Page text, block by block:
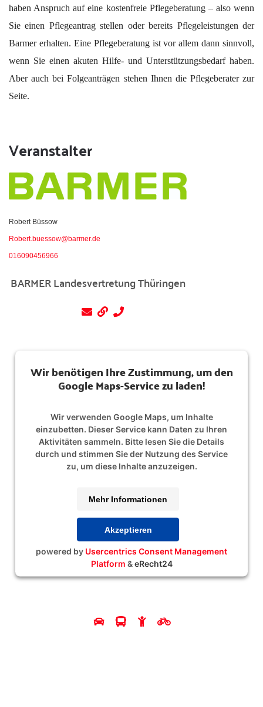
haben Anspruch auf eine kostenfreie Pflegeberatung – also wenn
Sie einen Pflegeantrag stellen oder bereits Pflegeleistungen der
Barmer erhalten. Eine Pflegeberatung ist vor allem dann sinnvoll,
wenn Sie einen akuten Hilfe- und Unterstützungsbedarf haben.
Aber auch bei Folgeanträgen stehen Ihnen die Pflegeberater zur
Seite.
Veranstalter
Robert Büssow
Robert.buessow@barmer.de
016090456966
BARMER Landesvertretung Thüringen
Wir benötigen Ihre Zustimmung, um den
Google Maps-Service zu laden!
Wir verwenden Google Maps, um Inhalte
einzubetten. Dieser Service kann Daten zu Ihren
Aktivitäten sammeln. Bitte lesen Sie die Details
durch und stimmen Sie der Nutzung des Service
zu, um diese Inhalte anzuzeigen.
Mehr Informationen
Akzeptieren
powered by Usercentrics Consent Management
Platform &eRecht24